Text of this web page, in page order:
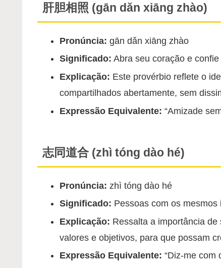
肝胆相照 (gān dǎn xiāng zhào)
Pronúncia: gān dǎn xiāng zhào
Significado: Abra seu coração e
Explicação: Este provérbio reflete o
compartilhados abertamente, sem
Expressão Equivalente: “Amizade
志同道合 (zhì tóng dào hé)
Pronúncia: zhì tóng dào hé
Significado: Pessoas com os mesmos
Explicação: Ressalta a importância
valores e objetivos, para que possam
Expressão Equivalente: “Diz-me com